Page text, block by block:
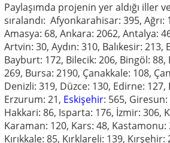
Paylaşımda projenin yer aldığı iller
sıralandı: Afyonkarahisar: 395, Ağrı:
Amasya: 68, Ankara: 2062, Antalya:
Artvin: 30, Aydın: 310, Balıkesir: 213,
Bayburt: 172, Bilecik: 206, Bingöl:
269, Bursa: 2190, Çanakkale: 108,
Denizli: 319, Düzce: 130, Edirne: 127,
Erzurum: 21, Eskişehir: 565,
Hakkari: 86, Isparta: 176, İzmir: 306,
Karaman: 120, Kars: 48, Kastamonu:
Kırıkkale: 85, Kırklareli: 139,